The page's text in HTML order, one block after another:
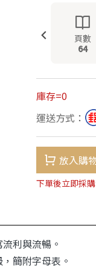
頁數
64
庫存=0
運送方式：
放入購
下單後立即採
利與流暢。
簡附字母表。